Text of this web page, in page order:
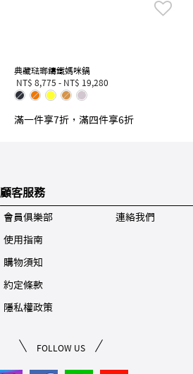
典藏琺瑯鑄鐵媽咪鍋
NT$ 8,775 - NT$ 19,280
滿一件享7折，滿四件享6折
顧客服務
會員俱樂部
使用指南
購物須知
約定條款
隱私權政策
連絡我們
FOLLOW US